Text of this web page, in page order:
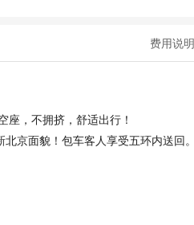
费用说明
座，不拥挤，舒适出行！
京面貌！包车客人享受五环内送回。